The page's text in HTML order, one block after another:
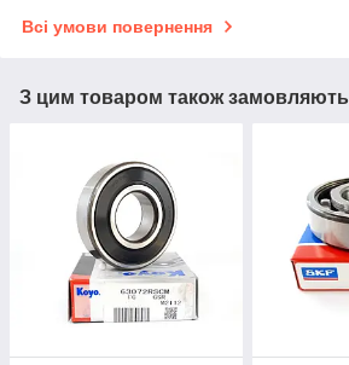
Всі умови повернення
З цим товаром також замовляють